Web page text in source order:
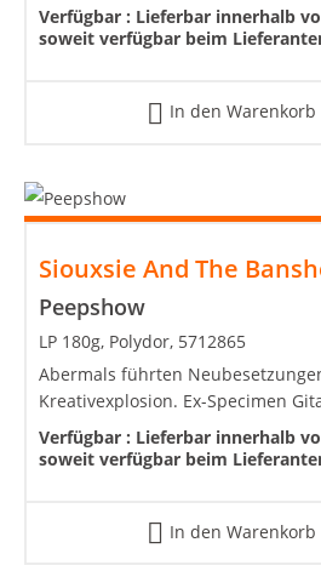
Verfügbar : Lieferbar innerhalb
soweit verfügbar beim
In den Warenkorb
Siouxsie And The
Peepshow
LP 180g, Polydor, 5712865
Abermals führten
Kreativexplosion. Ex-Specimen
Verfügbar : Lieferbar innerhalb
soweit verfügbar beim
In den Warenkorb